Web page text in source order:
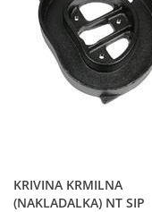
KRIVINA KRMILNA
(NAKLADALKA) NT SIP